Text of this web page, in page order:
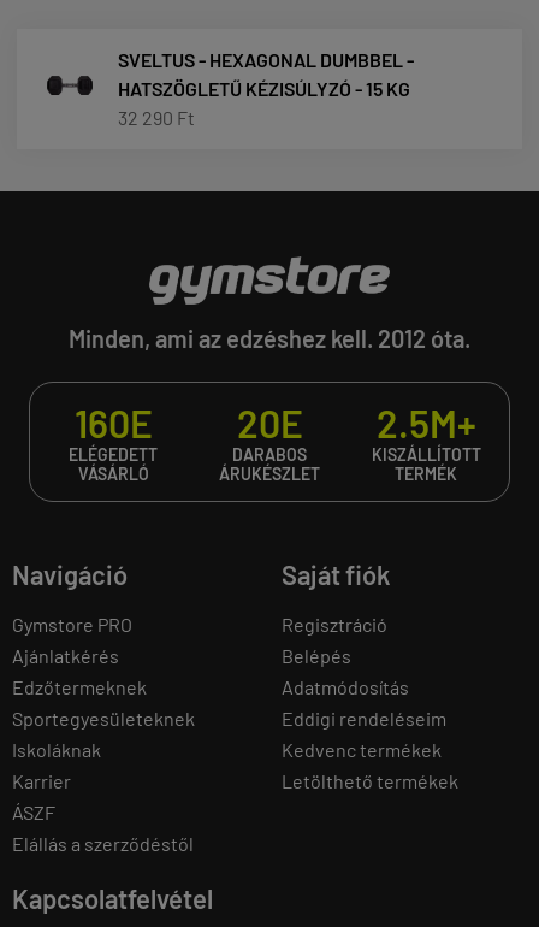
SVELTUS - HEXAGONAL DUMBBEL -
HATSZÖGLETŰ KÉZISÚLYZÓ - 15 KG
32 290 Ft
Minden, ami az edzéshez kell. 2012 óta.
160E
ELÉGEDETT
VÁSÁRLÓ
20E
DARABOS
ÁRUKÉSZLET
2.5M+
KISZÁLLÍTOTT
TERMÉK
Navigáció
Gymstore PRO
Ajánlatkérés
Edzőtermeknek
Sportegyesületeknek
Iskoláknak
Karrier
ÁSZF
Elállás a szerződéstől
Saját fiók
Regisztráció
Belépés
Adatmódosítás
Eddigi rendeléseim
Kedvenc termékek
Letölthető termékek
Kapcsolatfelvétel